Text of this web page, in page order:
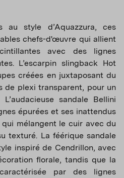
au style d’Aquazzura, ces
chefs-d'œuvre qui allient
avec des lignes
L’escarpin slingback Hot
créées en juxtaposant du
de plexi transparent, pour un
sandale Bellini
épurées et ses inattendus
mélangent le cuir avec du
texturé. La féérique sandale
inspiré de Cendrillon, avec
florale, tandis que la
par des lignes